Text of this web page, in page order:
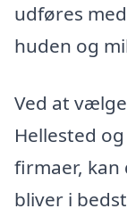
udføres
huden og
Ved at
Hellested
firmaer,
bliver i